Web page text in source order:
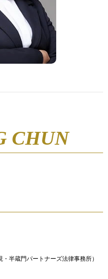
CHUN
半蔵門パートナーズ法律事務所）